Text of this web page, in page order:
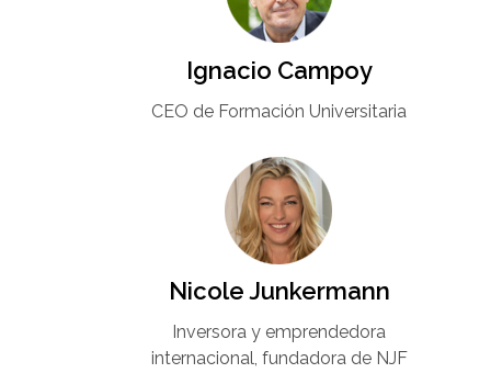
Ignacio Campoy​
CEO de Formación Universitaria​
Nicole Junkermann​
Inversora y emprendedora
internacional, fundadora de NJF